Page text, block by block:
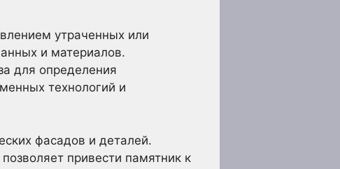
утраченных или
и материалов.
для определения
технологий и
фасадов и деталей.
привести памятник к